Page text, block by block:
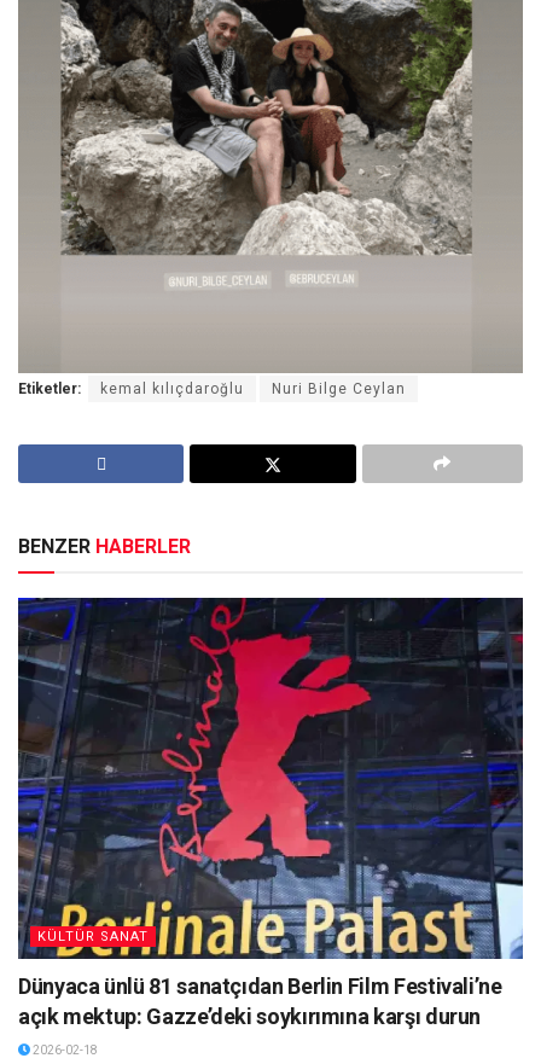
Etiketler: kemal kılıçdaroğlu Nuri Bilge Ceylan
BENZER HABERLER
KÜLTÜR SANAT
Dünyaca ünlü 81 sanatçıdan Berlin Film Festivali’ne
açık mektup: Gazze’deki soykırımına karşı durun
2026-02-18